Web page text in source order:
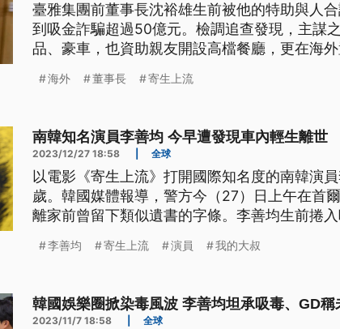
臺雅集團前董事長沈裕雄生前被他的特助與人
到吸金詐騙超過50億元。檢調追查發現，主謀
品、豪車，也資助親友開設高檔餐廳，更在海
海外 董事長 寄生上流
南韓知名演員李善均 今早遭發現車內輕生離世
2023/12/27 18:58 全球
以電影《寄生上流》打開國際知名度的南韓演
歲。韓國媒體報導，警方今（27）日上午在首
離家前曾留下類似遺書的字條。李善均生前捲
李善均 寄生上流 演員 我的大叔
韓國娛樂圈掀染毒風波 李善均坦承吸毒、GD稱
2023/11/7 18:58 全球